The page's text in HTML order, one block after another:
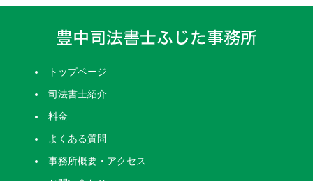
トップページ
司法書士紹介
料金
よくある質問
事務所概要・アクセス